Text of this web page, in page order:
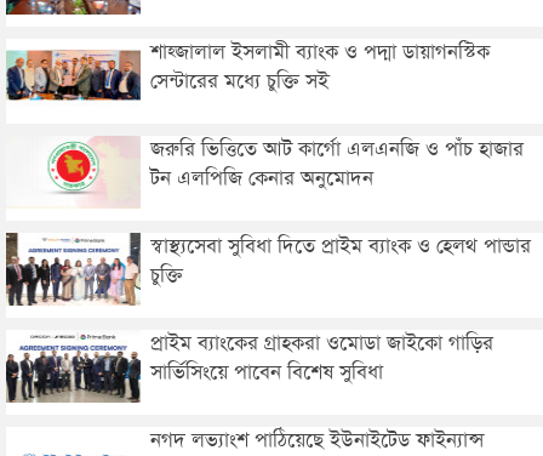
শাহ্জালাল ইসলামী ব্যাংক ও পদ্মা ডায়াগনস্টিক
সেন্টারের মধ্যে চুক্তি সই
জরুরি ভিত্তিতে আট কার্গো এলএনজি ও পাঁচ হাজার
টন এলপিজি কেনার অনুমোদন
স্বাস্থ্যসেবা সুবিধা দিতে প্রাইম ব্যাংক ও হেলথ পান্ডার
চুক্তি
প্রাইম ব্যাংকের গ্রাহকরা ওমোডা জাইকো গাড়ির
সার্ভিসিংয়ে পাবেন বিশেষ সুবিধা
নগদ লভ্যাংশ পাঠিয়েছে ইউনাইটেড ফাইন্যান্স